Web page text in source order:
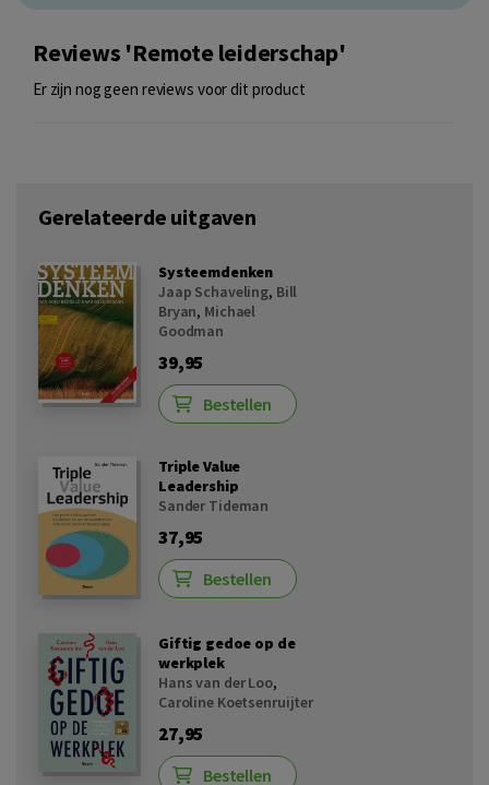
Reviews 'Remote leiderschap'
Er zijn nog geen reviews voor dit product
Gerelateerde uitgaven
Systeemdenken
Jaap Schaveling, Bill
Bryan, Michael
Goodman
39,95
Bestellen
Triple Value
Leadership
Sander Tideman
37,95
Bestellen
Giftig gedoe op de
werkplek
Hans van der Loo,
Caroline Koetsenruijter
27,95
Bestellen